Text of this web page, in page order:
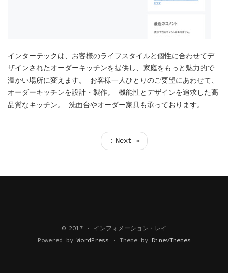
インターテックは、お客様のライフスタイルと個性に合わせてデ
ザインされたオーダーキッチンを提供し、家庭をもっと魅力的で
温かい場所に変えます。 お客様一人ひとりのご要望にあわせて、
オーダーキッチンを設計・製作。 機能性とデザインを追求した高
品質なキッチン。 洗面台やオーダー家具も承っております。
：Next »
© 2017 · インフォメーション・レイ
Powered byWordPress · Theme by DinevThemes